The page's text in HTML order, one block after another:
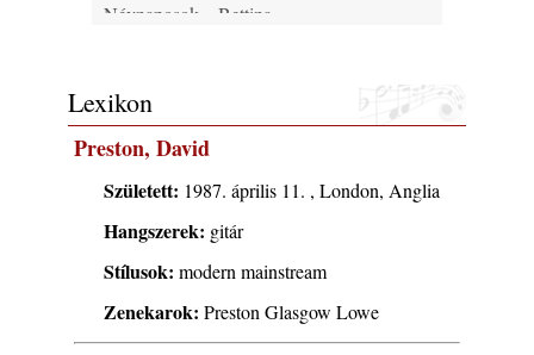
Névnaposok – Bettina
Bubenyák Zoltán, 46 éves Horváth „Plutó”
József és 60 éves Regina Carter
2026. augusztus 06.
Ma lenne 80 éves Allan Holdsworth
Ma 30 éve halt meg Bobby Enriquez
2026. augusztus 06.
Ezen a napon – augusztus 6. (2026)
2026. augusztus 06.
Lexikon
Preston, David
Született: 1987. április 11. , London, Anglia
Hangszerek: gitár
Stílusok: modern mainstream
Zenekarok: Preston Glasgow Lowe